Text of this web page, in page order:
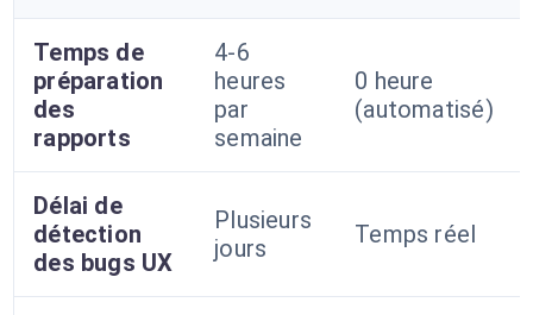
Temps de
préparation
des
rapports
4-6
heures
par
semaine
0 heure
(automatisé)
Délai de
détection
des bugs UX
Plusieurs
jours
Temps réel